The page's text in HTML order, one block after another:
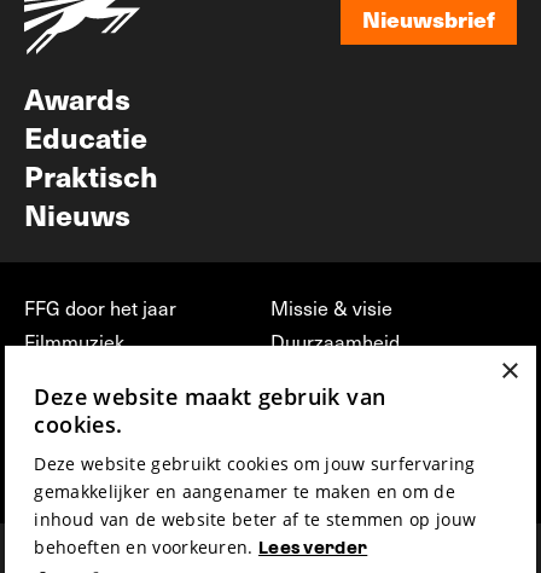
Nieuwsbrief
Awards
Educatie
Praktisch
Nieuws
FFG door het jaar
Filmmuziek
Press & Industry
Film Fest Friends
Missie & visie
Duurzaamheid
vrijwilligerswerk bij FFG
Privacy & Disclaimer
×
Deze website maakt gebruik van
cookies.
Deze website gebruikt cookies om jouw surfervaring
gemakkelijker en aangenamer te maken en om de
inhoud van de website beter af te stemmen op jouw
behoeften en voorkeuren. Lees verder